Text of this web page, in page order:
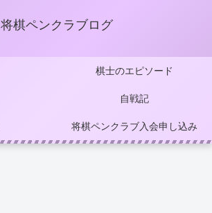
将棋ペンクラブログ
棋士のエピソード
自戦記
将棋ペンクラブ入会申し込み